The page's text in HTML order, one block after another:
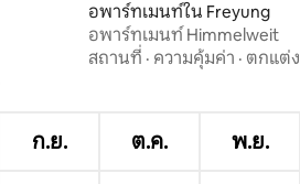
อพาร์ทเมนท์ใน Freyung
อพาร์ทเมนท์ Himmelweit
สถานที่ · ความคุ้มค่า · ตกแต่ง
ก.ย. ต.ค. พ.ย.